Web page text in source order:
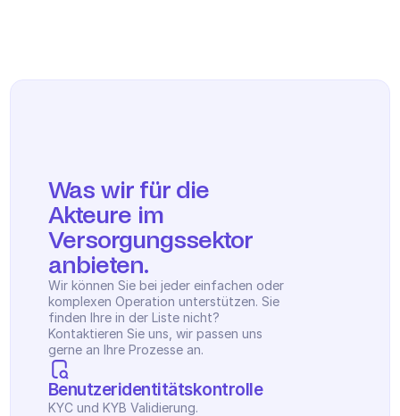
Was wir für die
Akteure im
Versorgungssektor
anbieten.
Wir können Sie bei jeder einfachen oder
komplexen Operation unterstützen. Sie
finden Ihre in der Liste nicht?
Kontaktieren Sie uns, wir passen uns
gerne an Ihre Prozesse an.
Benutzeridentitätskontrolle
KYC und KYB Validierung.